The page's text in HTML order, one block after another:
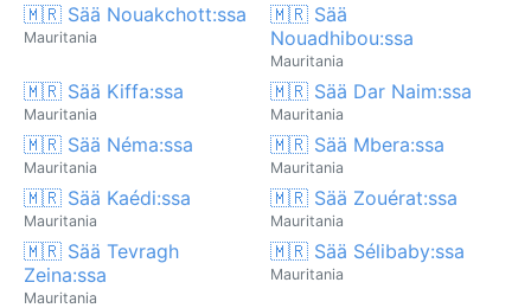
🇲🇷 Sää Nouakchott:ssa
Mauritania
🇲🇷 Sää
Nouadhibou:ssa
Mauritania
🇲🇷 Sää Kiffa:ssa
Mauritania
🇲🇷 Sää Dar Naim:ssa
Mauritania
🇲🇷 Sää Néma:ssa
Mauritania
🇲🇷 Sää Mbera:ssa
Mauritania
🇲🇷 Sää Kaédi:ssa
Mauritania
🇲🇷 Sää Zouérat:ssa
Mauritania
🇲🇷 Sää Tevragh
Zeina:ssa
Mauritania
🇲🇷 Sää Sélibaby:ssa
Mauritania